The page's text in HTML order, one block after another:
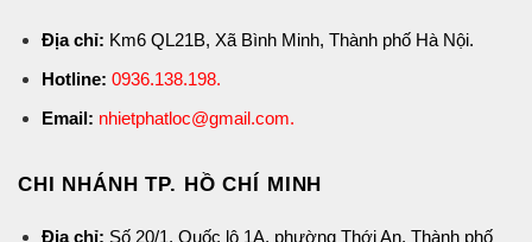
Địa chỉ: Km6 QL21B, Xã Bình Minh, Thành phố Hà Nội.
Hotline: 0936.138.198.
Email: nhietphatloc@gmail.com.
CHI NHÁNH TP. HỒ CHÍ MINH
Địa chỉ: Số 20/1, Quốc lộ 1A, phường Thới An, Thành phố